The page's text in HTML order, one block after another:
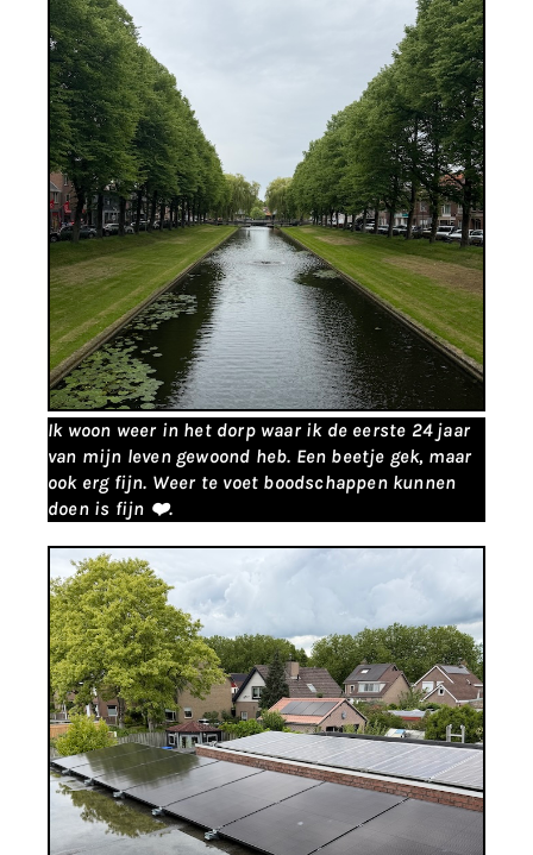
Ik woon weer in het dorp waar ik de eerste 24 jaar
van mijn leven gewoond heb. Een beetje gek, maar
ook erg fijn. Weer te voet boodschappen kunnen
doen is fijn ❤️.